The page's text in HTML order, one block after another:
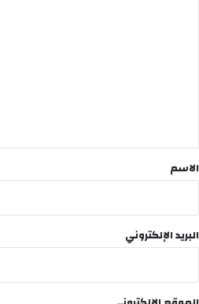
*
الاسم
البريد الإلكتروني